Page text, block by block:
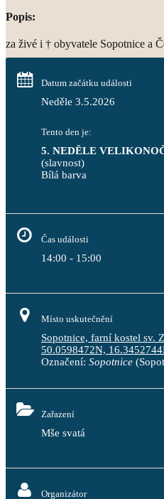
Popis:
za živé i † obyvatele Sopotnice a
Datum začátku události
Neděle 3.5.2026
Tento den je:
5. NEDĚLE
(slavnost)
Bílá
Čas události
14:00 - 15:00
Místo uskutečnění
Sopotnice, farní kostel sv.
50.0598472N,
Označení: Sopotnice
Zařazení
Mše svatá
Organizátor